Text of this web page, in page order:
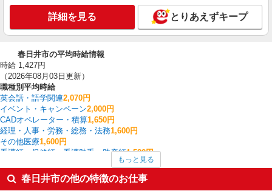
詳細を見る とりあえずキープ
春日井市の平均時給情報
時給 1,427円
（2026年08月03日更新）
職種別平均時給
英会話・語学関連2,070円
イベント・キャンペーン2,000円
CADオペレーター・積算1,650円
経理・人事・労務・総務・法務1,600円
その他医療1,600円
看護師・保健師・看護助手・助産師1,582円
大型ドライバー1,540円
フォークリフト1,512円
もっと見る
春日井市の他の特徴のお仕事